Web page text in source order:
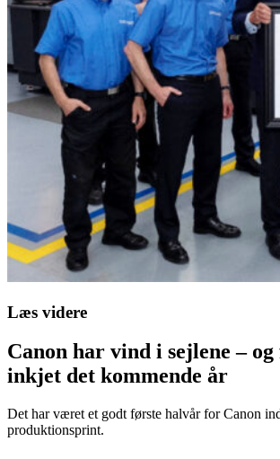
Læs videre
Canon har vind i sejlene – og
inkjet det kommende år
Det har været et godt første halvår for Canon
produktionsprint.